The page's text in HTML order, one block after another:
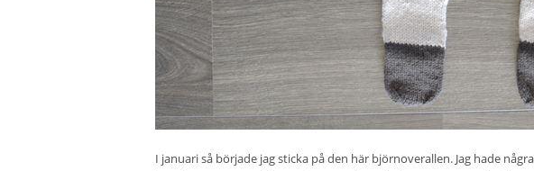
I januari så började jag sticka på den här björnoverallen. Jag hade